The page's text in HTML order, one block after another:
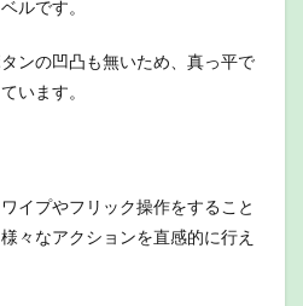
ルです。
ンの凹凸も無いため、真っ平で
います。
イプやフリック操作をすること
々なアクションを直感的に行え